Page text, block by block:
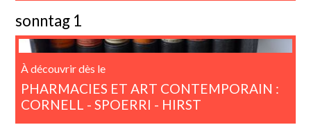
sonntag 1
À découvrir dès le
PHARMACIES ET ART CONTEMPORAIN :
CORNELL - SPOERRI - HIRST